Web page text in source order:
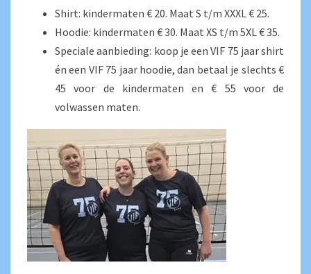
Shirt: kindermaten € 20. Maat S t/m XXXL € 25.
Hoodie: kindermaten € 30. Maat XS t/m 5XL € 35.
Speciale aanbieding: koop je een VIF 75 jaar shirt
én een VIF 75 jaar hoodie, dan betaal je slechts €
45 voor de kindermaten en € 55 voor de
volwassen maten.